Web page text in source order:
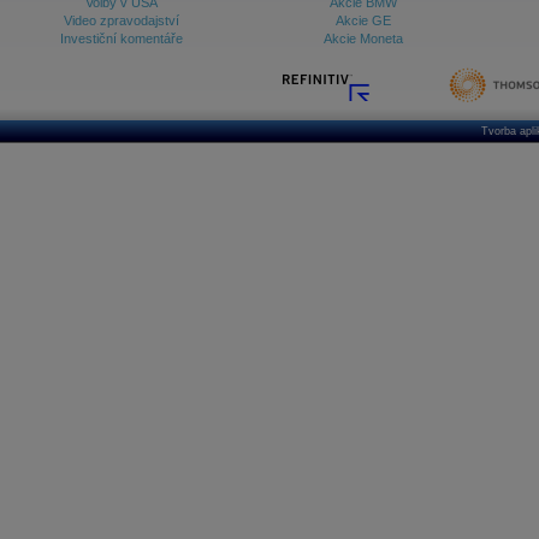
Video zpravodajství
Investiční komentáře
Akcie GE
Akcie Moneta
Tvorba